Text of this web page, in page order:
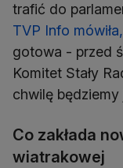
trafić do
TVP Info
gotowa - przed
Komitet Stały
chwilę
Co zakłada
wiatrakowej